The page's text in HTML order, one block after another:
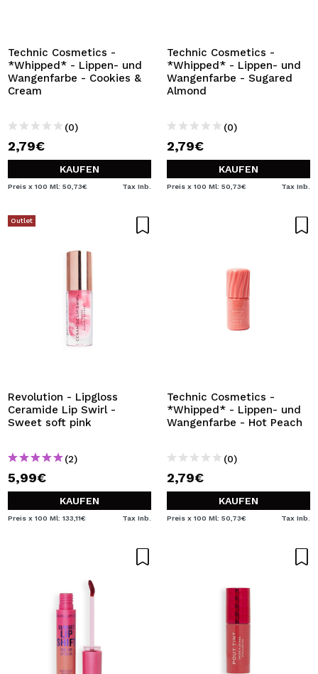
Durch die Erstellung eines Kontos bei Maquillalia.de
können Sie Ihre Einkäufe schnell tätigen, den Status Ihrer
Bestellungen überprüfen und Ihre bisherigen Vorgänge
einsehen.
BENUTZERKONTO ERSTELLEN
Technic Cosmetics -
*Whipped* - Lippen- und
Wangenfarbe - Cookies &
Cream
(0)
2,79€
KAUFEN
Preis x 100 Ml: 50,73€ Tax Inb.
Technic Cosmetics -
*Whipped* - Lippen- und
Wangenfarbe - Sugared
Almond
(0)
2,79€
KAUFEN
Preis x 100 Ml: 50,73€ Tax Inb.
Outlet
Revolution - Lipgloss
Ceramide Lip Swirl -
Sweet soft pink
(2)
5,99€
KAUFEN
Preis x 100 Ml: 133,11€ Tax Inb.
Technic Cosmetics -
*Whipped* - Lippen- und
Wangenfarbe - Hot Peach
(0)
2,79€
KAUFEN
Preis x 100 Ml: 50,73€ Tax Inb.